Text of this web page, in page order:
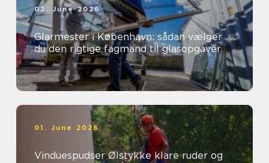
02. June 2026
Glarmester i København: sådan vælger
du den rigtige fagmand til glasopgaver
01. June 2026
Vinduespudser Ølstykke klare ruder og